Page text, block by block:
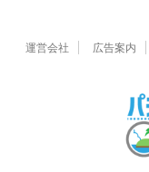
運営会社 広告案内